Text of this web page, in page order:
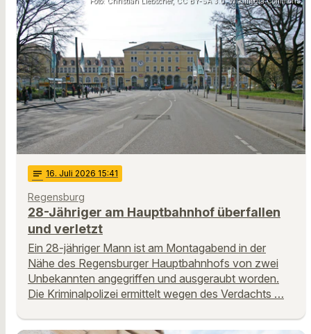
notes 16. Juli 2026 15:41
Regensburg
28-Jähriger am Hauptbahnhof überfallen
und verletzt
Ein 28-jähriger Mann ist am Montagabend in der
Nähe des Regensburger Hauptbahnhofs von zwei
Unbekannten angegriffen und ausgeraubt worden.
Die Kriminalpolizei ermittelt wegen des Verdachts …